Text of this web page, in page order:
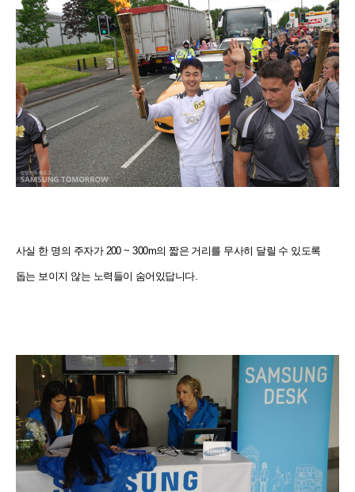
사실 한 명의 주자가 200 ~ 300m의 짧은 거리를 무사히 달릴 수 있도록
돕는 보이지 않는 노력들이 숨어있답니다.